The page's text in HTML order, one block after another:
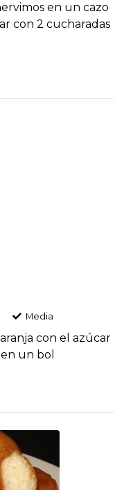
en un cazo
con 2 cucharadas
Media
con el azúcar
un bol